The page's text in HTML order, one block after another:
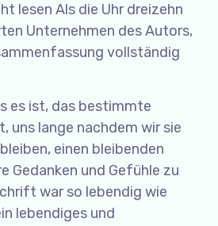
lesen Als die Uhr dreizehn
Unternehmen des Autors,
vollständig
es ist, das bestimmte
uns lange nachdem wir sie
einen bleibenden
Gedanken und Gefühle zu
war so lebendig wie
lebendiges und